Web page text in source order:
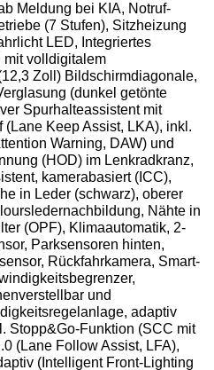
Meldung bei KIA, Notruf-
(7 Stufen), Sitzheizung
LED, Integriertes
mit volldigitalem
Zoll) Bildschirmdiagonale,
(dunkel getönte
Spurhalteassistent mit
Keep Assist, LKA), inkl.
Warning, DAW) und
(HOD) im Lenkradkranz,
kamerabasiert (ICC),
in Leder (schwarz), oberer
Nähte in
(OPF), Klimaautomatik, 2-
Parksensoren hinten,
Rückfahrkamera, Smart-
und
adaptiv
Stopp&Go-Funktion (SCC mit
(Lane Follow Assist, LFA),
(Intelligent Front-Lighting